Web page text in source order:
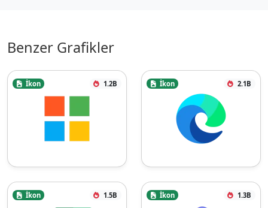
Benzer Grafikler
İkon 1.2B İkon 2.1B
İkon 1.5B İkon 1.3B